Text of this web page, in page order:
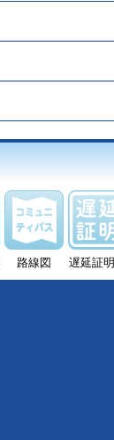
路線図 遅延証